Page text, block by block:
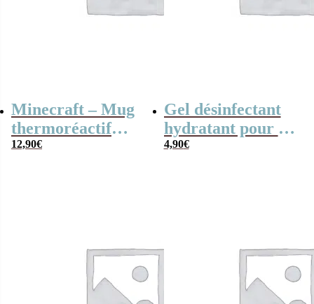
Minecraft – Mug
thermoréactif
Creeper-
12,90€
Gel désinfectant
hydratant pour les
mains – Superman
4,90€